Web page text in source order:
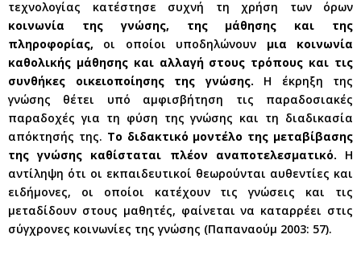
τεχνολογίας κατέστησε συχνή τη χρήση των όρων
κοινωνία της γνώσης, της μάθησης και της
πληροφορίας, οι οποίοι υποδηλώνουν μια κοινωνία
καθολικής μάθησης και αλλαγή στους τρόπους και τις
συνθήκες οικειοποίησης της γνώσης. Η έκρηξη της
γνώσης θέτει υπό αμφισβήτηση τις παραδοσιακές
παραδοχές για τη φύση της γνώσης και τη διαδικασία
απόκτησής της. Το διδακτικό μοντέλο της μεταβίβασης
της γνώσης καθίσταται πλέον αναποτελεσματικό. Η
αντίληψη ότι οι εκπαιδευτικοί θεωρούνται αυθεντίες και
ειδήμονες, οι οποίοι κατέχουν τις γνώσεις και τις
μεταδίδουν στους μαθητές, φαίνεται να καταρρέει στις
σύγχρονες κοινωνίες της γνώσης (Παπαναούμ 2003: 57).